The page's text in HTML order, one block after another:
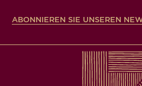
ABONNIEREN SIE UNSEREN